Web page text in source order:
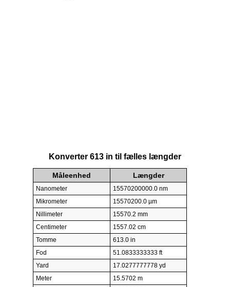
Konverter 613 in til fælles længder
Måleenhed Længder
Nanometer
15570200000.0 nm
Mikrometer
15570200.0 µm
Nillimeter
15570.2 mm
Centimeter
1557.02 cm
Tomme
613.0 in
Fod
51.0833333333 ft
Yard
17.0277777778 yd
Meter
15.5702 m